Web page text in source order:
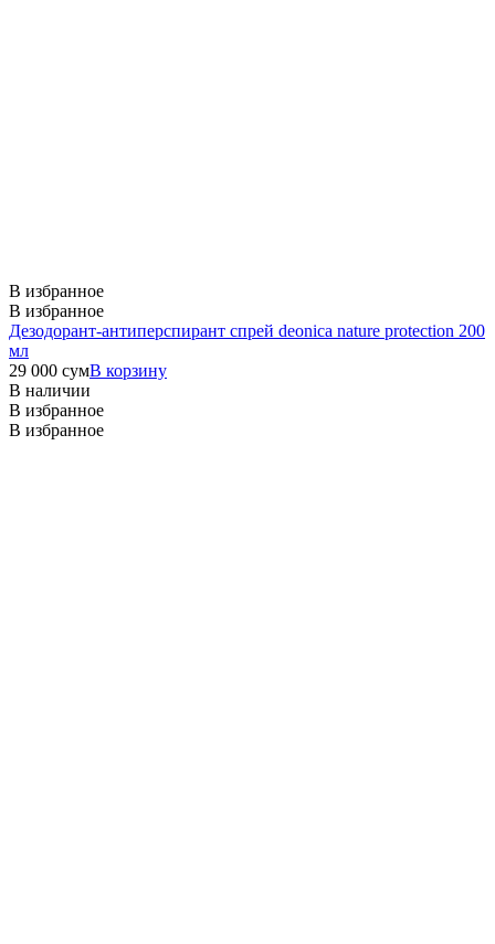
В избранное
В избранное
Дезодорант-антиперспирант спрей deonica nature protection 200
мл
29 000 сумВ корзину
В наличии
В избранное
В избранное